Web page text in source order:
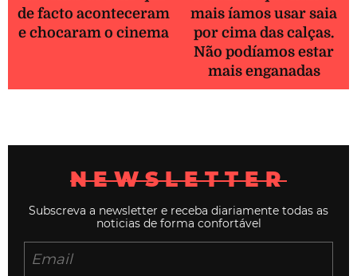
de facto aconteceram
e chocaram o cinema
mais íamos usar saia
por cima das calças.
Não podíamos estar
mais enganadas
NEWSLETTER
Subscreva a newsletter e receba diariamente todas as
noticias de forma confortável